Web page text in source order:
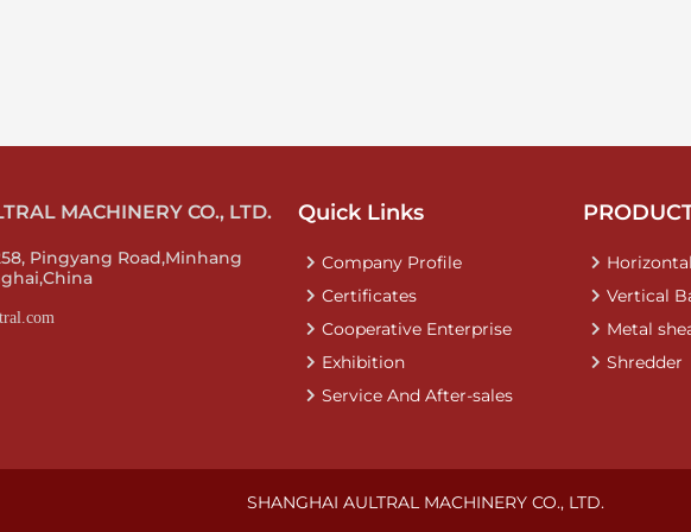
MACHINERY CO., LTD.
Pingyang Road,Minhang
Quick Links
Company Profile
Certificates
Cooperative Enterprise
Exhibition
Service And After-sales
Vertical
Metal
Shredder
SHANGHAI AULTRAL MACHINERY CO., LTD.